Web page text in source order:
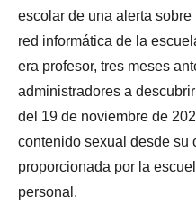
escolar de una alerta
red informática de la
era profesor, tres meses
administradores a
del 19 de noviembre de
contenido sexual desde su
proporcionada por la
personal.